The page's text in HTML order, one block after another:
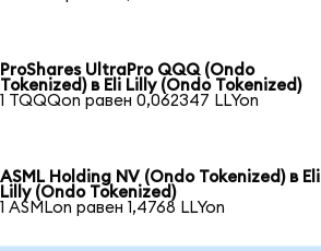
ProShares UltraPro QQQ (Ondo
Tokenized) в Eli Lilly (Ondo Tokenized)
1 TQQQon равен 0,062347 LLYon
ASML Holding NV (Ondo Tokenized) в Eli
Lilly (Ondo Tokenized)
1 ASMLon равен 1,4768 LLYon